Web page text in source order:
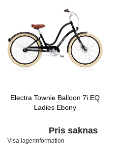
Electra Townie Balloon 7i EQ
Ladies Ebony
Pris saknas
Visa lagerinformation